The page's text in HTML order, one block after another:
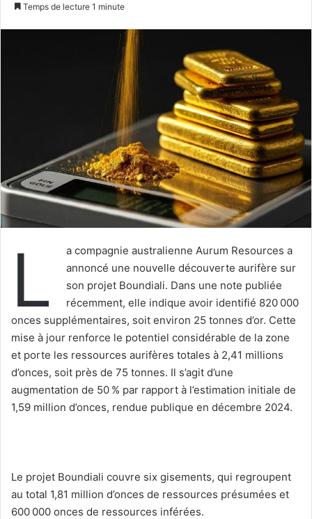
Temps de lecture 1 minute
L
a compagnie australienne Aurum Resources a
annoncé une nouvelle découverte aurifère sur
son projet Boundiali. Dans une note publiée
récemment, elle indique avoir identifié 820 000
onces supplémentaires, soit environ 25 tonnes d’or. Cette
mise à jour renforce le potentiel considérable de la zone
et porte les ressources aurifères totales à 2,41 millions
d’onces, soit près de 75 tonnes. Il s’agit d’une
augmentation de 50 % par rapport à l’estimation initiale de
1,59 million d’onces, rendue publique en décembre 2024.
‎Le projet Boundiali couvre six gisements, qui regroupent
au total 1,81 million d’onces de ressources présumées et
600 000 onces de ressources inférées.